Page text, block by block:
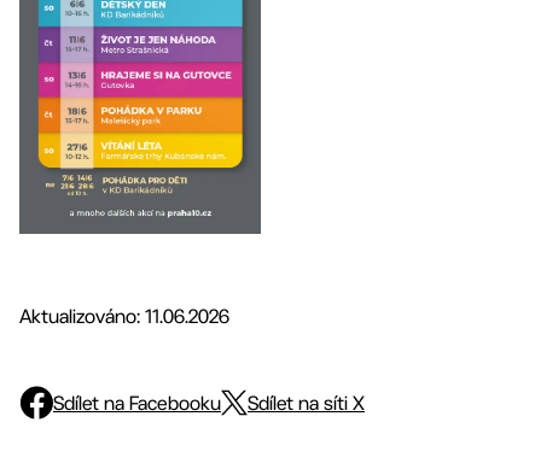
Aktualizováno: 11.06.2026
Sdílet na Facebooku Sdílet na síti X